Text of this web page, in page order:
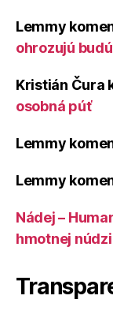
Lemmy
ohrozujú
Kristián Čura
osobná púť
Lemmy
Lemmy
Nádej –
hmotnej núdzi